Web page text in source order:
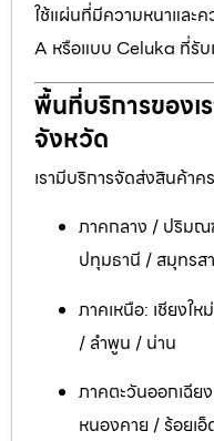
ใช้แผ่นที่มีความหนาและค
A หรือแบบ Celuka ที่รับ
พื้นที่บริการของ
จังหวัด
เรามีบริการจัดส่งสินค้า
ภาคกลาง / ปริม
ปทุมธานี / สมุทรส
ภาคเหนือ: เชียงใ
/ ลำพูน / น่าน
ภาคตะวันออกเฉีย
หนองคาย / ร้อยเ